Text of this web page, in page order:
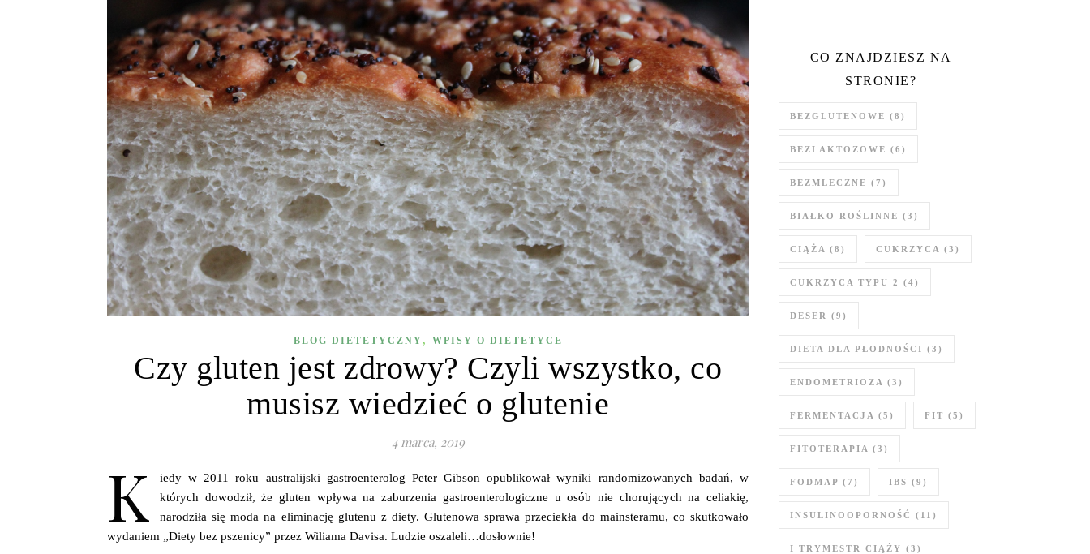
BLOG DIETETYCZNY , WPISY O DIETETYCE
Czy gluten jest zdrowy? Czyli wszystko, co
musisz wiedzieć o glutenie
4 marca, 2019
K
iedy w 2011 roku australijski gastroenterolog Peter Gibson opublikował wyniki randomizowanych badań, w
których dowodził, że gluten wpływa na zaburzenia gastroenterologiczne u osób nie chorujących na celiakię,
narodziła się moda na eliminację glutenu z diety. Glutenowa sprawa przeciekła do mainsteramu, co skutkowało
wydaniem „Diety bez pszenicy” przez Wiliama Davisa. Ludzie oszaleli…dosłownie!
CO ZNAJDZIESZ NA
STRONIE?
BEZGLUTENOWE (8)
BEZLAKTOZOWE (6)
BEZMLECZNE (7)
BIAŁKO ROŚLINNE (3)
CIĄŻA (8) CUKRZYCA (3)
CUKRZYCA TYPU 2 (4)
DESER (9)
DIETA DLA PŁODNOŚCI (3)
ENDOMETRIOZA (3)
FERMENTACJA (5) FIT (5)
FITOTERAPIA (3)
FODMAP (7) IBS (9)
INSULINOOPORNOŚĆ (11)
I TRYMESTR CIĄŻY (3)